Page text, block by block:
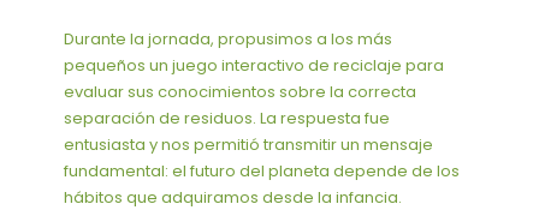
Durante la jornada, propusimos a los más
pequeños un juego interactivo de reciclaje para
evaluar sus conocimientos sobre la correcta
separación de residuos. La respuesta fue
entusiasta y nos permitió transmitir un mensaje
fundamental: el futuro del planeta depende de los
hábitos que adquiramos desde la infancia.